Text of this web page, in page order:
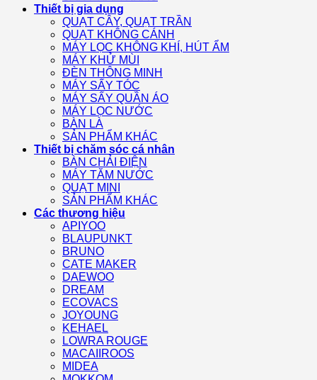
Thiết bị gia dụng
QUẠT CÂY, QUẠT TRẦN
QUẠT KHÔNG CÁNH
MÁY LỌC KHÔNG KHÍ, HÚT ẨM
MÁY KHỬ MÙI
ĐÈN THÔNG MINH
MÁY SẤY TÓC
MÁY SẤY QUẦN ÁO
MÁY LỌC NƯỚC
BÀN LÀ
SẢN PHẨM KHÁC
Thiết bị chăm sóc cá nhân
BÀN CHẢI ĐIỆN
MÁY TĂM NƯỚC
QUẠT MINI
SẢN PHẨM KHÁC
Các thương hiệu
APIYOO
BLAUPUNKT
BRUNO
CATE MAKER
DAEWOO
DREAM
ECOVACS
JOYOUNG
KEHAEL
LOWRA ROUGE
MACAIIROOS
MIDEA